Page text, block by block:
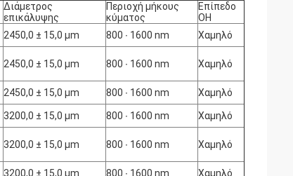
Διάμετρος
επικάλυψης
Περιοχή μήκους
κύματος
Επίπεδο
OH
2450,0 ± 15,0 μm 800 ∙ 1600 nm
Χαμηλό
2450,0 ± 15,0 μm 800 ∙ 1600 nm Χαμηλό
2450,0 ± 15,0 μm 800 ∙ 1600 nm
Χαμηλό
3200,0 ± 15,0 μm 800 ∙ 1600 nm
Χαμηλό
3200,0 ± 15,0 μm 800 ∙ 1600 nm Χαμηλό
3200,0 ± 15,0 μm 800 ∙ 1600 nm
Χαμηλό